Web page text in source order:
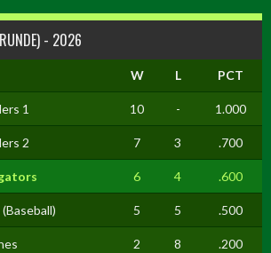
- 2026
W L PCT
1 10 - 1.000
2 7 3 .700
6 4 .600
5 5 .500
2 8 .200